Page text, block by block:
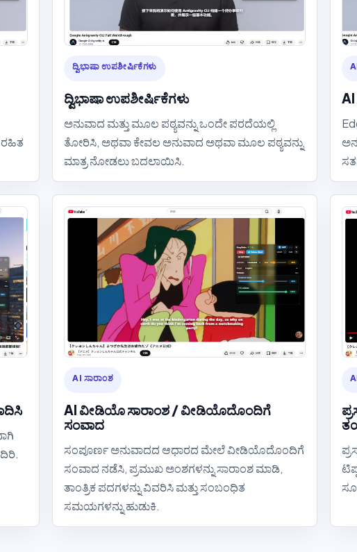
ರಹಿತ
ದ್ವಿಭಾಷಾ ಉಪಶೀರ್ಷಿಕೆಗಳು
ದ್ವಿಭಾಷಾ ಉಪಶೀರ್ಷಿಕೆಗಳು
ಅನುವಾದ ಮತ್ತು ಮೂಲ ಪಠ್ಯವನ್ನು ಒಂದೇ ಪರದೆಯಲ್ಲಿ
ತೋರಿಸಿ, ಅಥವಾ ಕೇವಲ ಅನುವಾದ ಅಥವಾ ಮೂಲ ಪಠ್ಯವನ್ನು
ಮಾತ್ರ ನೋಡಲು ಬದಲಾಯಿಸಿ.
AI ಸಾರಾಂಶ
AI ವೀಡಿಯೊ ಸಾರಾಂಶ / ವೀಡಿಯೊದೊಂದಿಗೆ
ಸಂವಾದ
ಸಂಪೂರ್ಣ ಅನುವಾದದ ಆಧಾರದ ಮೇಲೆ ವೀಡಿಯೊದೊಂದಿಗೆ
ಸಂವಾದ ನಡೆಸಿ, ಪ್ರಮುಖ ಅಂಶಗಳನ್ನು ಸಾರಾಂಶ ಮಾಡಿ,
ತಾಂತ್ರಿಕ ಪದಗಳನ್ನು ವಿವರಿಸಿ ಮತ್ತು ಸಂಬಂಧಿತ
ಸಮಯಗಳನ್ನು ಹುಡುಕಿ.